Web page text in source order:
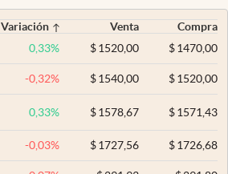
Variación Venta
Compra
0,33% $ 1520,00 $1470,00
-0,32% $ 1540,00 $1520,00
0,33% $ 1578,67 $1571,43
-0,03% $ 1727,56 $1726,68